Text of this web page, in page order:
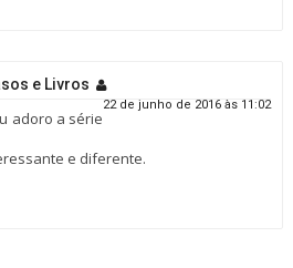
e Livros
22 de junho de 2016 às 11:02
adoro a série
e diferente.